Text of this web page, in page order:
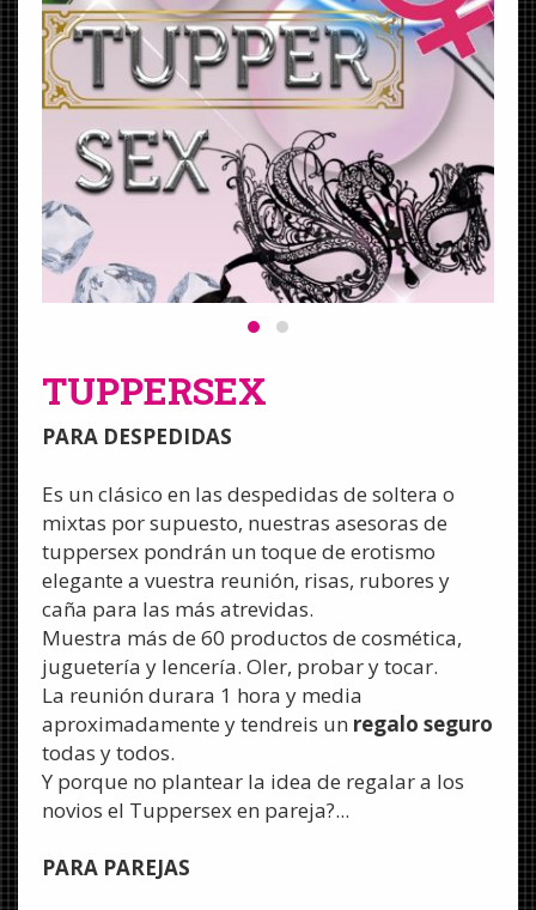
TUPPERSEX
PARA DESPEDIDAS
Es un clásico en las despedidas de soltera o
mixtas por supuesto, nuestras asesoras de
tuppersex pondrán un toque de erotismo
elegante a vuestra reunión, risas, rubores y
caña para las más atrevidas.
Muestra más de 60 productos de cosmética,
juguetería y lencería. Oler, probar y tocar.
La reunión durara 1 hora y media
aproximadamente y tendreis un regalo seguro
todas y todos.
Y porque no plantear la idea de regalar a los
novios el Tuppersex en pareja?...
PARA PAREJAS